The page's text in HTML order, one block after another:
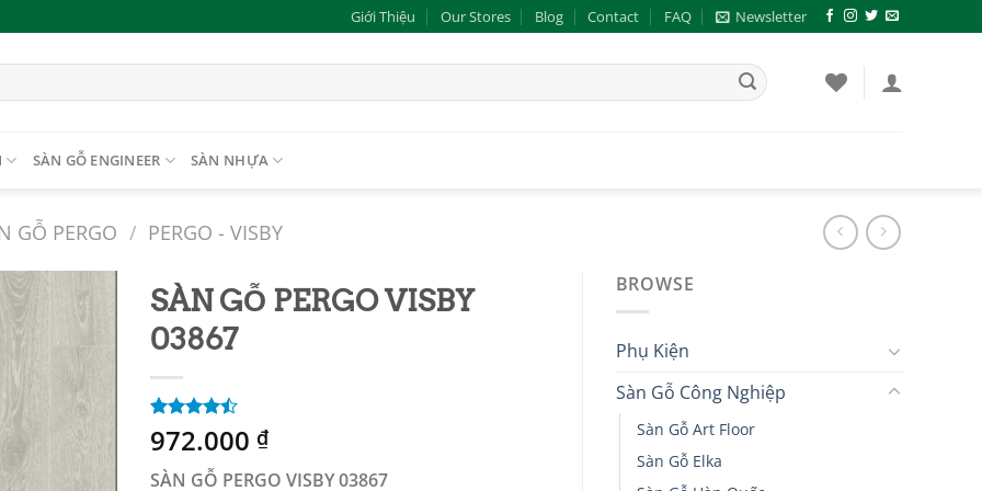
Giới Thiệu Our Stores Blog Contact FAQ Newsletter
SÀN GỖ ENGINEER SÀN NHỰA
GỖ PERGO / PERGO - VISBY
Add to
wishlist
SÀN GỖ PERGO VISBY
03867
4.50trên
5 dựa trên
2
đánh giá
972.000 ₫
SÀN GỖ PERGO VISBY 03867
BROWSE
Phụ Kiện
Sàn Gỗ Công Nghiệp
Sàn Gỗ Art Floor
Sàn Gỗ Elka